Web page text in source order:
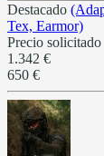
Destacado
Tex, Earmor)
Precio solicitado
1.342 €
650 €